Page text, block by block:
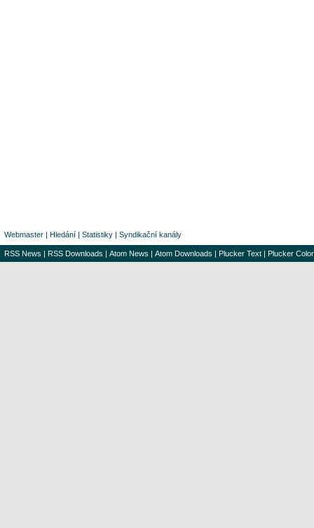
Webmaster | Hledání | Statistiky | Syndikační kanály
RSS News | RSS Downloads | Atom News | Atom Downloads | Plucker Text | Plucker Color